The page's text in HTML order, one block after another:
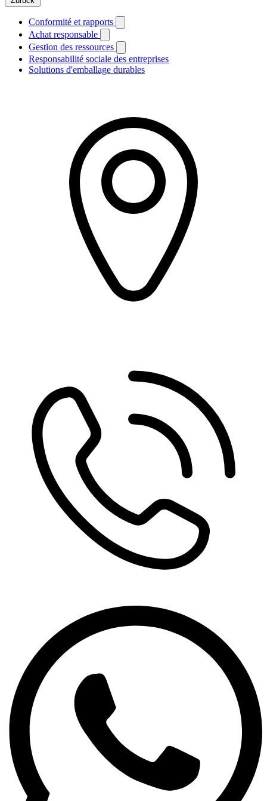
Conformité et rapports
Achat responsable
Gestion des ressources
Responsabilité sociale des entreprises
Solutions d'emballage durables